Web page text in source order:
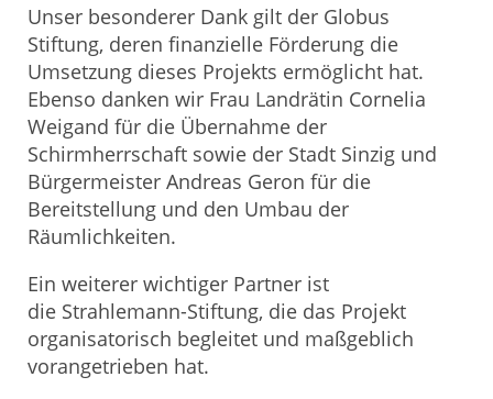
Unser besonderer Dank gilt der Globus
Stiftung, deren finanzielle Förderung die
Umsetzung dieses Projekts ermöglicht hat.
Ebenso danken wir Frau Landrätin Cornelia
Weigand für die Übernahme der
Schirmherrschaft sowie der Stadt Sinzig und
Bürgermeister Andreas Geron für die
Bereitstellung und den Umbau der
Räumlichkeiten.
Ein weiterer wichtiger Partner ist
die Strahlemann-Stiftung, die das Projekt
organisatorisch begleitet und maßgeblich
vorangetrieben hat.